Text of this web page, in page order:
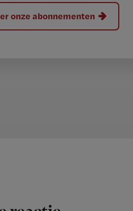
onze abonnementen